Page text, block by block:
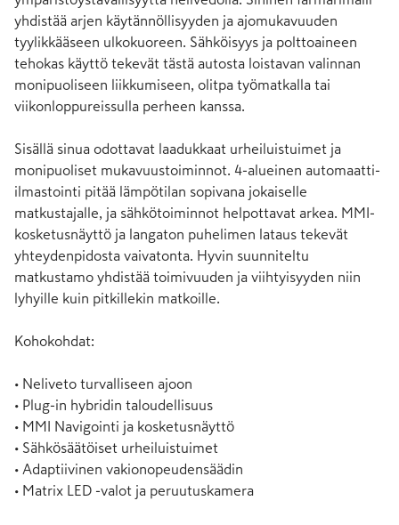
yhdistää arjen käytännöllisyyden ja ajomukavuuden
tyylikkääseen ulkokuoreen. Sähköisyys ja polttoaineen
tehokas käyttö tekevät tästä autosta loistavan valinnan
monipuoliseen liikkumiseen, olitpa työmatkalla tai
viikonloppureissulla perheen kanssa.
Sisällä sinua odottavat laadukkaat urheiluistuimet ja
monipuoliset mukavuustoiminnot. 4-alueinen automaatti-
ilmastointi pitää lämpötilan sopivana jokaiselle
matkustajalle, ja sähkötoiminnot helpottavat arkea. MMI-
kosketusnäyttö ja langaton puhelimen lataus tekevät
yhteydenpidosta vaivatonta. Hyvin suunniteltu
matkustamo yhdistää toimivuuden ja viihtyisyyden niin
lyhyille kuin pitkillekin matkoille.
Kohokohdat:
• Neliveto turvalliseen ajoon
• Plug-in hybridin taloudellisuus
• MMI Navigointi ja kosketusnäyttö
• Sähkösäätöiset urheiluistuimet
• Adaptiivinen vakionopeudensäädin
• Matrix LED -valot ja peruutuskamera